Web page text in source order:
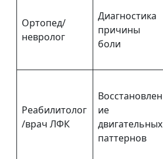
Ортопед/
невролог
Диагностика
причины
боли
Реабилитолог
/врач ЛФК
Восстановлен
ие
двигательных
паттернов